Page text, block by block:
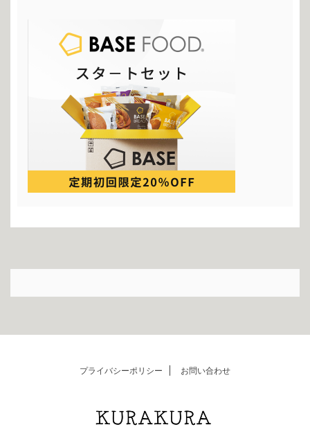
プライバシーポリシー お問い合わせ